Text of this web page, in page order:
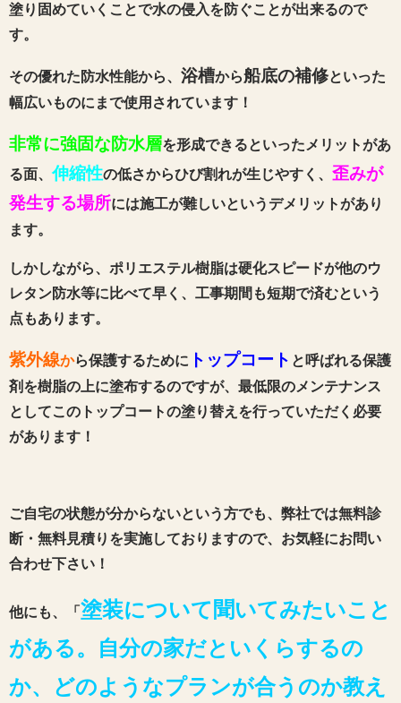
塗り固めていくことで水の侵入を防ぐことが出来るので
す。
その優れた防水性能から、 浴槽から船底の補修といった
幅広いものにまで使用されています！
非常に強固な防水層を形成できるといったメリットがあ
る面、 伸縮性の低さからひび割れが生じやすく、 歪みが
発生する場所には施工が難しいというデメリットがあり
ます。
しかしながら、ポリエステル樹脂は硬化スピードが他のウ
レタン防水等に比べて早く、工事期間も短期で済むという
点もあります。
紫外線から保護するために トップコート と呼ばれる保護
剤を樹脂の上に塗布するのですが、最低限のメンテナンス
としてこのトップコートの塗り替えを行っていただく必要
があります！
ご自宅の状態が分からないという方でも、弊社では無料診
断・無料見積りを実施しておりますので、お気軽にお問い
合わせ下さい！
他にも、「 塗装について聞いてみたいこと
がある。自分の家だといくらするの
か、どのようなプランが合うのか教え